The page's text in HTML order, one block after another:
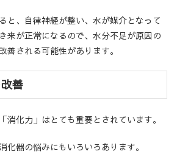
と、自律神経が整い、水が媒介となって
来が正常になるので、水分不足が原因の
善される可能性があります。
善
消化力」はとても重要とされています。
器の悩みにもいろいろあります。